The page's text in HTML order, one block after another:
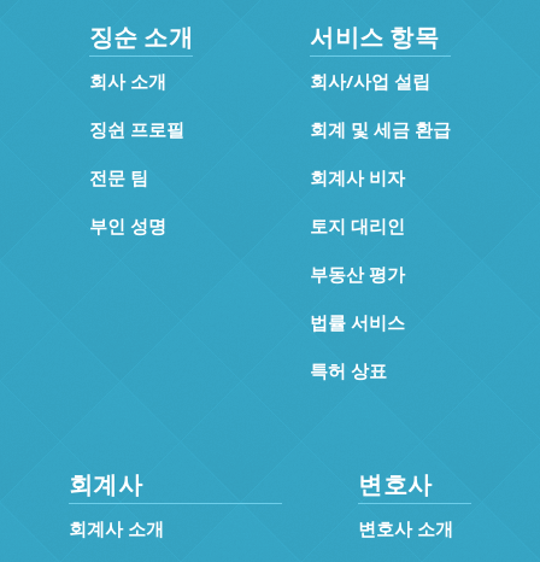
징순 소개
회사 소개
징쉰 프로필
전문 팀
부인 성명
서비스 항목
회사/사업 설립
회계 및 세금 환급
회계사 비자
토지 대리인
부동산 평가
법률 서비스
특허 상표
회계사
회계사 소개
변호사
변호사 소개